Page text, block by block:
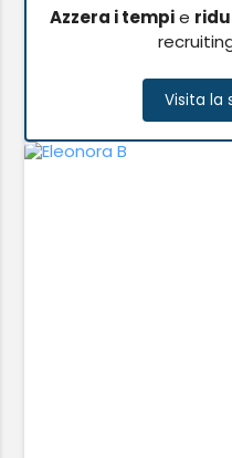
Azzera i tempie
Visita la